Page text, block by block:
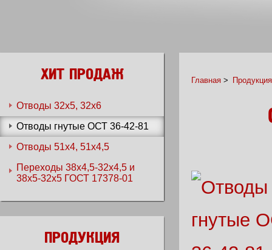
ХИТ ПРОДАЖ
Отводы 32х5, 32х6
Отводы гнутые ОСТ 36-42-81
Отводы 51х4, 51х4,5
Переходы 38x4,5-32x4,5 и
38x5-32x5 ГОСТ 17378-01
ПРОДУКЦИЯ
Главная > Продукция